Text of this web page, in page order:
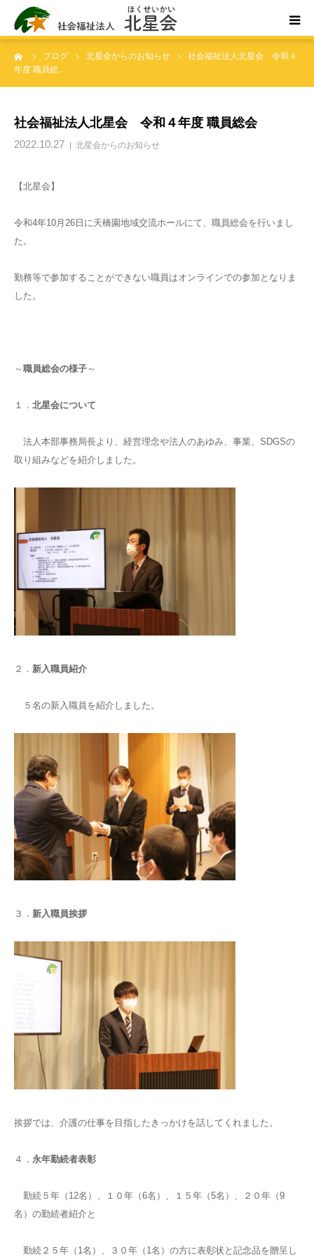
ブログ 北星会からのお知らせ
社会福祉法人北星会 令和４
年度 職員総…
社会福祉法人北星会 令和４年度 職員総会
2022.10.27 北星会からのお知らせ
【北星会】
令和4年10月26日に天橋園地域交流ホールにて、職員総会を行いまし
た。
勤務等で参加することができない職員はオンラインでの参加となりま
した。
～ 職員総会の様子 ～
１． 北星会について
法人本部事務局長より、経営理念や法人のあゆみ、事業、SDGSの
取り組みなどを紹介しました。
２． 新入職員紹介
５名の新入職員を紹介しました。
３． 新入職員挨拶
挨拶では、介護の仕事を目指したきっかけを話してくれました。
４． 永年勤続者表彰
勤続５年（12名）、１０年（6名）、１５年（5名）、２０年（9
名）の勤続者紹介と
勤続２５年（1名）、３０年（1名）の方に表彰状と記念品を贈呈し
ホーム
事業所案内・ご利用案内
お問い合わせ